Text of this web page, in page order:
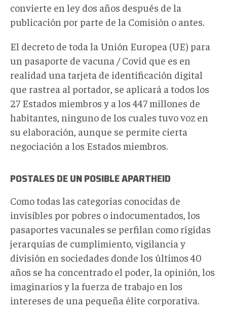
convierte en ley dos años después de la
publicación por parte de la Comisión o antes.
El decreto de toda la Unión Europea (UE) para
un pasaporte de vacuna / Covid que es en
realidad una tarjeta de identificación digital
que rastrea al portador, se aplicará a todos los
27 Estados miembros y a los 447 millones de
habitantes, ninguno de los cuales tuvo voz en
su elaboración, aunque se permite cierta
negociación a los Estados miembros.
POSTALES DE UN POSIBLE APARTHEID
Como todas las categorías conocidas de
invisibles por pobres o indocumentados, los
pasaportes vacunales se perfilan como rígidas
jerarquías de cumplimiento, vigilancia y
división en sociedades donde los últimos 40
años se ha concentrado el poder, la opinión, los
imaginarios y la fuerza de trabajo en los
intereses de una pequeña élite corporativa.